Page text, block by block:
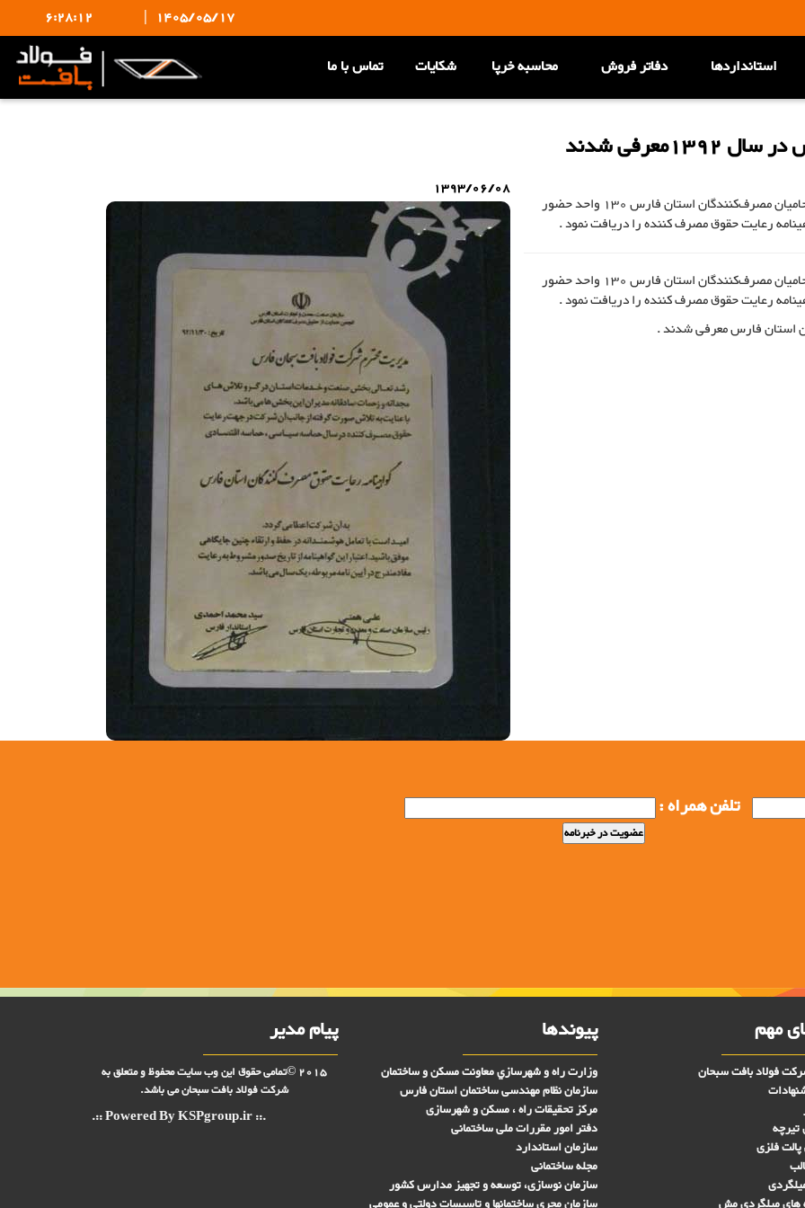
1405/05/17
|
6:28:12
استانداردها دفاتر فروش محاسبه خرپا شکایات تماس با ما
شدند
عصر روز سی ام بهمن ماه 1392 در سومین جشنواره تقدیر از حامیان مصرف‌کنندگان استان فارس 130 واحد حضور
رعایت حقوق مصرف کننده را دریافت نمود .
عصر روز سی ام بهمن ماه 1392 در سومین جشنواره تقدیر از حامیان مصرف‌کنندگان استان فارس 130 واحد حضور
رعایت حقوق مصرف کننده را دریافت نمود .
استان فارس معرفی شدند .
1393/06/08
تلفن همراه :
مهم
فولاد بافت سبحان
تیرچه
فلزی
پیوندها
وزارت راه و شهرسازي معاونت مسکن و ساختمان
سازمان نظام مهندسی ساختمان استان فارس
مرکز تحقیقات راه ، مسکن و شهرسازی
دفتر امور مقررات ملی ساختمانی
سازمان استاندارد
مجله ساختمانی
سازمان نوسازی، توسعه و تجهیز مدارس کشور
پیام مدیر
2015 ©تمامی حقوق این وب سایت محفوظ و متعلق به
شرکت فولاد بافت سبحان می باشد.
.:: Powered By KSPgroup.ir ::.